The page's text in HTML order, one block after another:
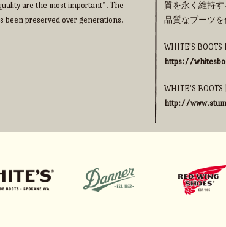
are the most important”. The
been preserved over generations.
質を永く維持
品質なブーツを
WHITE'S BOOTS
https://
WHITE’S
http://